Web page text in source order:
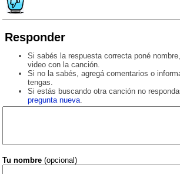
Responder
Si sabés la respuesta correcta poné
video con la canción.
Si no la sabés, agregá comentarios o
tengas.
Si estás buscando otra canción no
pregunta nueva.
Tu nombre (opcional)